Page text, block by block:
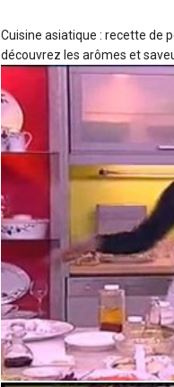
Cuisine asiatique : recette de
découvrez les arômes et